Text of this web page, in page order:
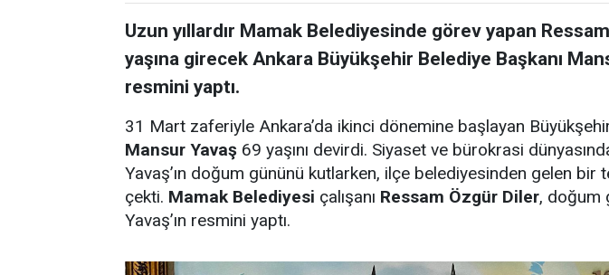
Uzun yıllardır Mamak Belediyesinde görev yapan
yaşına girecek Ankara Büyükşehir Belediye Başkanı
resmini yaptı.
31 Mart zaferiyle Ankara’da ikinci dönemine başlayan
Mansur Yavaş 69 yaşını devirdi. Siyaset ve bürokrasi
Yavaş’ın doğum gününü kutlarken, ilçe belediyesinden gelen bir
çekti. Mamak Belediyesi çalışanı Ressam Özgür Diler, doğum
Yavaş’ın resmini yaptı.